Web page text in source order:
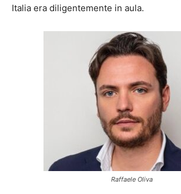
Italia era diligentemente in aula.
Raffaele Oliva